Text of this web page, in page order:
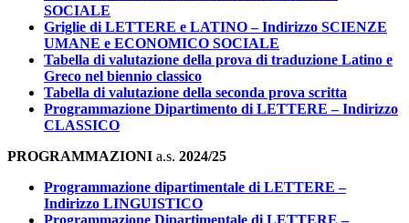
SOCIALE
Griglie di LETTERE e LATINO – Indirizzo SCIENZE
UMANE e ECONOMICO SOCIALE
Tabella di valutazione della prova di traduzione Latino e
Greco nel biennio classico
Tabella di valutazione della seconda prova scritta
Programmazione Dipartimento di LETTERE – Indirizzo
CLASSICO
PROGRAMMAZIONI a.s. 2024/25
Programmazione dipartimentale di LETTERE –
Indirizzo LINGUISTICO